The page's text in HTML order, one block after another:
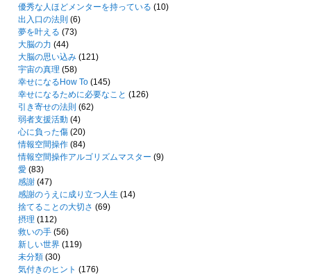
優秀な人ほどメンターを持っている (10)
出入口の法則 (6)
夢を叶える (73)
大脳の力 (44)
大脳の思い込み (121)
宇宙の真理 (58)
幸せになるHow To (145)
幸せになるために必要なこと (126)
引き寄せの法則 (62)
弱者支援活動 (4)
心に負った傷 (20)
情報空間操作 (84)
情報空間操作アルゴリズムマスター (9)
愛 (83)
感謝 (47)
感謝のうえに成り立つ人生 (14)
捨てることの大切さ (69)
摂理 (112)
救いの手 (56)
新しい世界 (119)
未分類 (30)
気付きのヒント (176)